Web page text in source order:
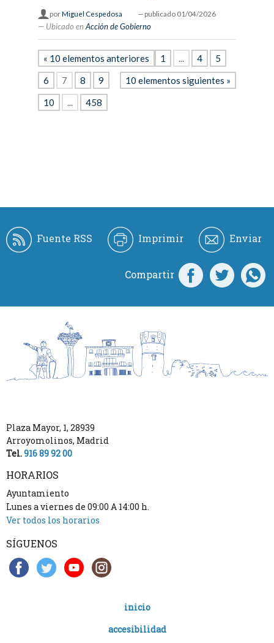
porMiguel Cespedosa — publicado 01/04/2026
Ubicado en Acción de Gobierno
« 10 elementos anteriores
10 elementos siguientes »
1 ... 4
5
6
7 8
9
10
... 458
Fuente RSS Imprimir Enviar
Compartir
Plaza Mayor, 1, 28939
Arroyomolinos, Madrid
Tel.916 89 92 00
HORARIOS
Ayuntamiento
Lunes a viernes de 09:00 A 14:00 h.
Ver todos los horarios
SÍGUENOS
inicio
accesibilidad